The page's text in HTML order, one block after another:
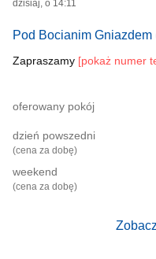
dzisiaj, o 14:11
Pod Bocianim Gniazdem
Zapraszamy [pokaż numer
oferowany pokój
dzień powszedni
(cena za dobę)
weekend
(cena za dobę)